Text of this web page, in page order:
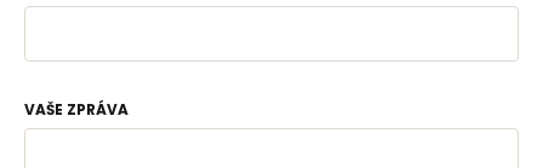
VAŠE ZPRÁVA